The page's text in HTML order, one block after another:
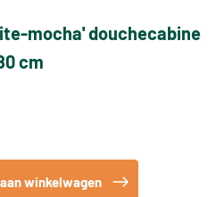
mocha' douchecabine
cm
winkelwagen